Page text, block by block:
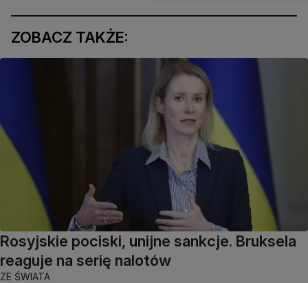
ZOBACZ TAKŻE:
Rosyjskie pociski, unijne sankcje. Bruksela
reaguje na serię nalotów
ZE ŚWIATA